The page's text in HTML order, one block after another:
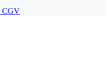
CGV